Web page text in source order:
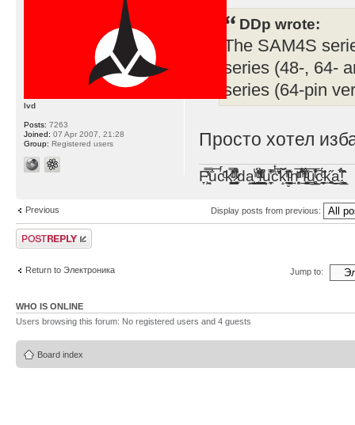
DDp wrote:
The SAM4S
series (48-, 64-
series (64-pin
Просто хотел
F̞͖̭̿̔ͯu̐̅cͬ̑ͩk̨̤̳͇̮̭̪̠̽̿̓̆ͭͩ ̷̩̰͎̩͓̘̾̀ͬ̊ͭ͛ͅda̝̺͙̬͎̝̾͟ ̰̜̝̯͉̯̖̓̎́ͨ̽ͫ͟f̟͇̭̀ͬͨͭ̐̚u̹̼̹̗̞͑̔͂͐̚cͭ̅̊̆̒̆ǩ̝̩̯́ͥ̔̍̑ḭ͓͍̳̬ͦ̽͂n͍͎͈̈̅ͩͬ ̊ͫ̂̾̑̈́f̲͚͉͓͗̋́ͧͦ̅ȗ͇̲̻͈̲̅̎͗͒ͭ͡c̬̟̠̹̯̈́ͩ͘ͅk̫̠̻̋͜a̲͒̾̇!͙͕̺͉̗̩̲̂̏̄̀
lvd
Posts: 7263
Joined: 07 Apr 2007, 21:28
Group: Registered users
Previous Display posts from previous:
Post a reply
Return to Электроника Jump to:
WHO IS ONLINE
Users browsing this forum: No registered users and 4 guests
Board index